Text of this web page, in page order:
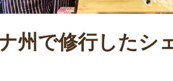
州で修行したシ